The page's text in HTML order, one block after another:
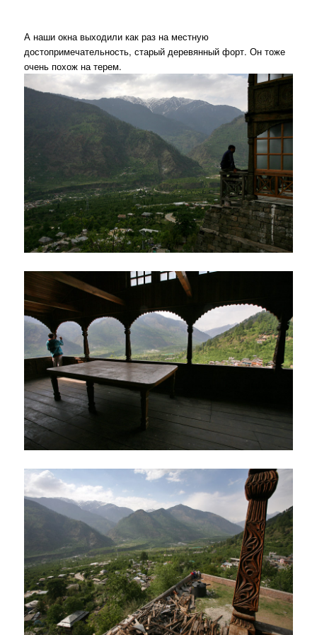
А наши окна выходили как раз на местную
достопримечательность, старый деревянный форт. Он тоже
очень похож на терем.